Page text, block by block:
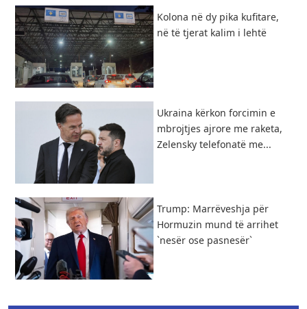
Kolona në dy pika kufitare,
në të tjerat kalim i lehtë
Ukraina kërkon forcimin e
mbrojtjes ajrore me raketa,
Zelensky telefonatë me...
Trump: Marrëveshja për
Hormuzin mund të arrihet
`nesër ose pasnesër`